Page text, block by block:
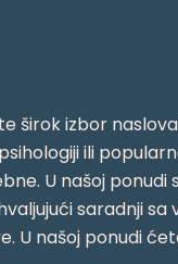
širok izbor
ili
U našoj ponudi
saradnji
U našoj ponudi